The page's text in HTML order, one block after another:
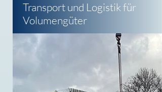
Transport und Logistik für
Volumengüter